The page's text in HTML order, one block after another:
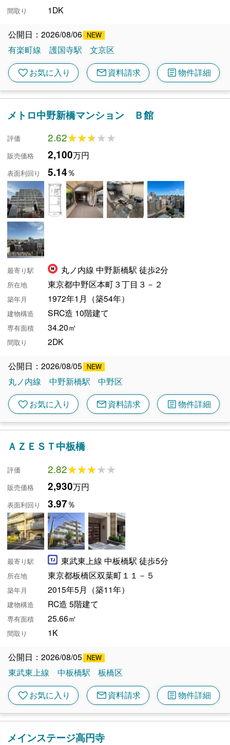
間取り 1DK
公開日：2026/08/06
有楽町線
護国寺駅 文京区
favoriteお気に入り mail資料請求 article物件詳細
メトロ中野新橋マンション Ｂ館
評価 2.62★★★★★
★★★★★
販売価格 2,100万円
表面利回り 5.14％
最寄り駅 丸ノ内線 中野新橋駅 徒歩2分
所在地 東京都中野区本町３丁目３－２
築年月 1972年1月（築54年）
建物構造 SRC造 10階建て
専有面積 34.20㎡
間取り 2DK
公開日：2026/08/05
丸ノ内線
中野新橋駅 中野区
favoriteお気に入り mail資料請求 article物件詳細
ＡＺＥＳＴ中板橋
評価 2.82★★★★★
★★★★★
販売価格 2,930万円
表面利回り 3.97％
最寄り駅 東武東上線 中板橋駅 徒歩5分
所在地 東京都板橋区双葉町１１－５
築年月 2015年5月（築11年）
建物構造 RC造 5階建て
専有面積 25.66㎡
間取り 1K
公開日：2026/08/05
東武東上線
中板橋駅 板橋区
favoriteお気に入り mail資料請求 article物件詳細
メインステージ高円寺